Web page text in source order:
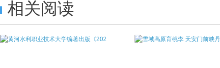
相关阅读